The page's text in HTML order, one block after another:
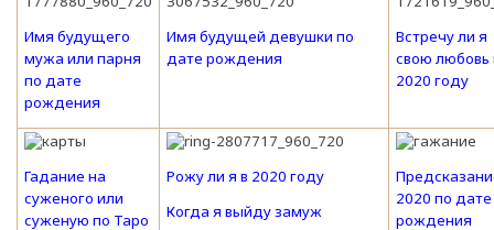
Имя будущего
мужа или парня
по дате
рождения
Имя будущей девушки по
дате рождения
Встречу ли я
свою любовь
2020 году
Гадание на
суженого или
суженую по Таро
Рожу ли я в 2020 году
Когда я выйду замуж
2020 по дате
рождения